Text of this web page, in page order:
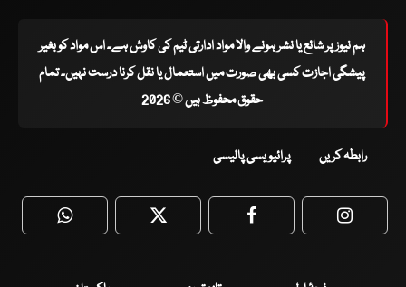
ہم نیوز پر شائع یا نشر ہونے والا مواد ادارتی ٹیم کی کاوش ہے۔ اس مواد کو بغیر
پیشگی اجازت کسی بھی صورت میں استعمال یا نقل کرنا درست نہیں۔ تمام
حقوق محفوظ ہیں © 2026
رابطہ کریں پرائیویسی پالیسی
WhatsApp Twitter Facebook